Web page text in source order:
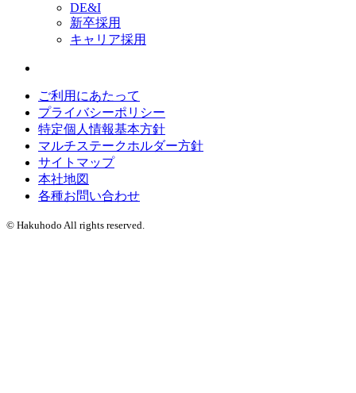
DE&I
新卒採用
キャリア採用
ご利用にあたって
プライバシーポリシー
特定個人情報基本方針
マルチステークホルダー方針
サイトマップ
本社地図
各種お問い合わせ
© Hakuhodo All rights reserved.